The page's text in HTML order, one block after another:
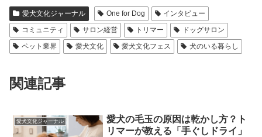
e
b
o
k
er
愛犬文化ジャーナル One for Dog
インタビュー
コミュニティ
サロン経営 トリマー
ドッグサロン
ペット業界
愛犬文化 愛犬文化フェス 犬のいる暮らし
関連記事
愛犬文化ジャーナル
愛犬の毛玉の原因は乾かし方？ト
リマーが教える「手ぐしドライ」